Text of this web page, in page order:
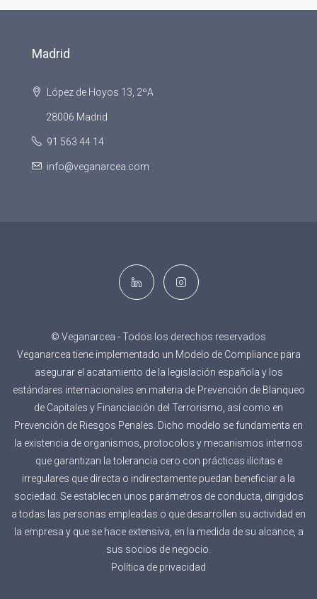
Madrid
López de Hoyos 13, 2ºA
28006 Madrid
91 563 44 14
info@veganarcea.com
© Veganarcea - Todos los derechos reservados
Veganarcea tiene implementado un Modelo de Compliance para
asegurar el acatamiento de la legislación española y los
estándares internacionales en materia de Prevención de Blanqueo
de Capitales y Financiación del Terrorismo, así como en
Prevención de Riesgos Penales. Dicho modelo se fundamenta en
la existencia de organismos, protocolos y mecanismos internos
que garantizan la tolerancia cero con prácticas ilícitas e
irregulares que directa o indirectamente puedan beneficiar a la
sociedad. Se establecen unos parámetros de conducta, dirigidos
a todas las personas empleadas o que desarrollen su actividad en
la empresa y que se hace extensiva, en la medida de su alcance, a
sus socios de negocio.
Política de privacidad